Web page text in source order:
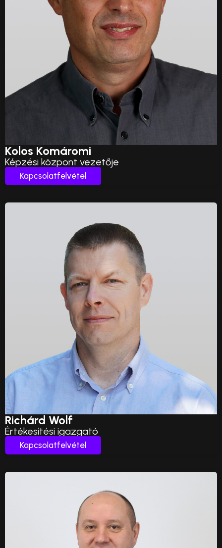
Kolos Komáromi
Képzési központ vezetője
Kapcsolatfelvétel
Richárd Wolf
Értékesítési igazgató
Kapcsolatfelvétel